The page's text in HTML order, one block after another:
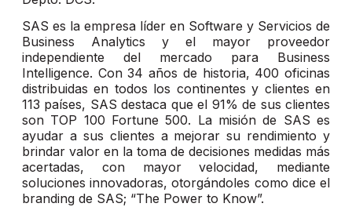
SAS es la empresa líder en Software y Servicios de
Business Analytics y el mayor proveedor
independiente del mercado para Business
Intelligence. Con 34 años de historia, 400 oficinas
distribuidas en todos los continentes y clientes en
113 países, SAS destaca que el 91% de sus clientes
son TOP 100 Fortune 500. La misión de SAS es
ayudar a sus clientes a mejorar su rendimiento y
brindar valor en la toma de decisiones medidas más
acertadas, con mayor velocidad, mediante
soluciones innovadoras, otorgándoles como dice el
branding de SAS; “The Power to Know”.